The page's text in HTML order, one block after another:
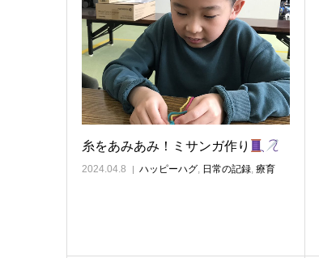
糸をあみあみ！ミサンガ作り
2024.04.8 ハッピーハグ, 日常の記録, 療育